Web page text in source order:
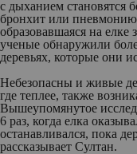
с дыханием становятся
бронхит или
образовавшаяся на
ученые обнаружили
деревьях, которые они
Небезопасны и живые
где теплее, также
Вышеупомянутое
6 раз, когда елка
останавливался, пока
рассказывает Султан.